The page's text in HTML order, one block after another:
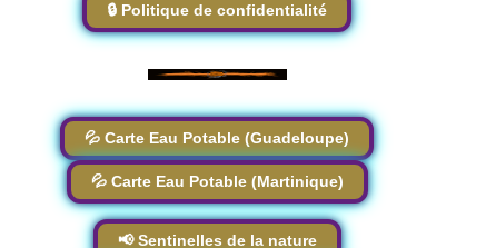
🔒 Politique de confidentialité
💦 Carte Eau Potable (Guadeloupe)
💦 Carte Eau Potable (Martinique)
📢 Sentinelles de la nature